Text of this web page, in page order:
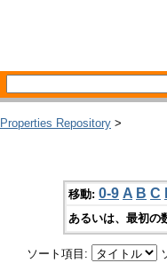
Repository >
移動: 0-9 A B C
あるいは、最初の
ソート項目: